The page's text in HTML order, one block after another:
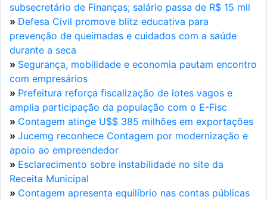
subsecretário de Finanças; salário passa de R$ 15 mil
» Defesa Civil promove blitz educativa para
prevenção de queimadas e cuidados com a saúde
durante a seca
» Segurança, mobilidade e economia pautam encontro
com empresários
» Prefeitura reforça fiscalização de lotes vagos e
amplia participação da população com o E-Fisc
» Contagem atinge U$$ 385 milhões em exportações
» Jucemg reconhece Contagem por modernização e
apoio ao empreendedor
» Esclarecimento sobre instabilidade no site da
Receita Municipal
» Contagem apresenta equilíbrio nas contas públicas